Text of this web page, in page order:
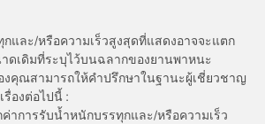
และ/หรือความเร็วสูงสุดที่แสดงอาจจะแตก
ดเดิมที่ระบุไว้บนฉลากของยานพาหนะ
คุณสามารถให้คำปรึกษาในฐานะผู้เชี่ยวชาญ
รื่องต่อไปนี้ :
าการรับน้ำหนักบรรทุกและ/หรือความเร็ว